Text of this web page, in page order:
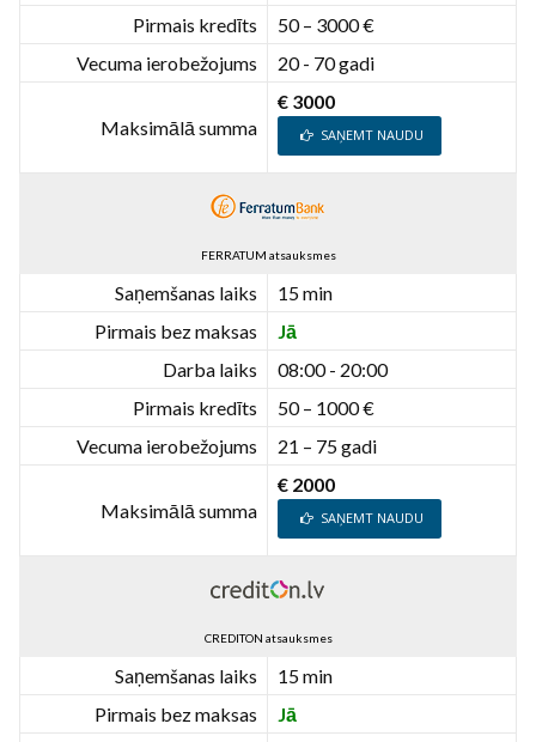
Pirmais kredīts
50 – 3000 €
Vecuma ierobežojums
20 - 70 gadi
Maksimālā summa
€ 3000
SAŅEMT NAUDU
FERRATUM atsauksmes
Saņemšanas laiks
15 min
Pirmais bez maksas
Jā
Darba laiks
08:00 - 20:00
Pirmais kredīts
50 – 1000 €
Vecuma ierobežojums
21 – 75 gadi
Maksimālā summa
€ 2000
SAŅEMT NAUDU
CREDITON atsauksmes
Saņemšanas laiks
15 min
Pirmais bez maksas
Jā